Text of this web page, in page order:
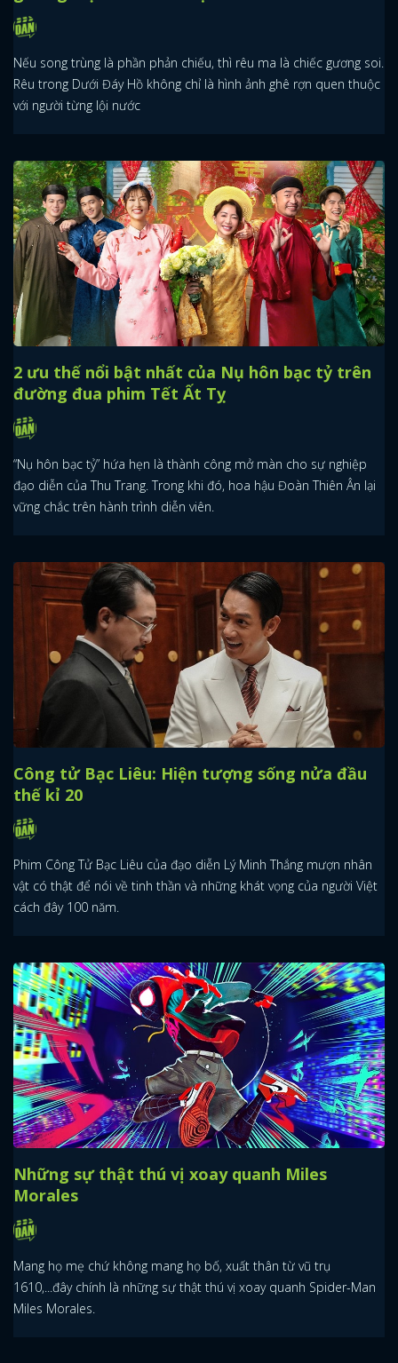
Nếu song trùng là phần phản chiếu, thì rêu ma là chiếc gương soi.
Rêu trong Dưới Đáy Hồ không chỉ là hình ảnh ghê rợn quen thuộc
với người từng lội nước
2 ưu thế nổi bật nhất của Nụ hôn bạc tỷ trên
đường đua phim Tết Ất Tỵ
“Nụ hôn bạc tỷ” hứa hẹn là thành công mở màn cho sự nghiệp
đạo diễn của Thu Trang. Trong khi đó, hoa hậu Đoàn Thiên Ân lại
vững chắc trên hành trình diễn viên.
Công tử Bạc Liêu: Hiện tượng sống nửa đầu
thế kỉ 20
Phim Công Tử Bạc Liêu của đạo diễn Lý Minh Thắng mượn nhân
vật có thật để nói về tinh thần và những khát vọng của người Việt
cách đây 100 năm.
Những sự thật thú vị xoay quanh Miles
Morales
Mang họ mẹ chứ không mang họ bố, xuất thân từ vũ trụ
1610,...đây chính là những sự thật thú vị xoay quanh Spider-Man
Miles Morales.